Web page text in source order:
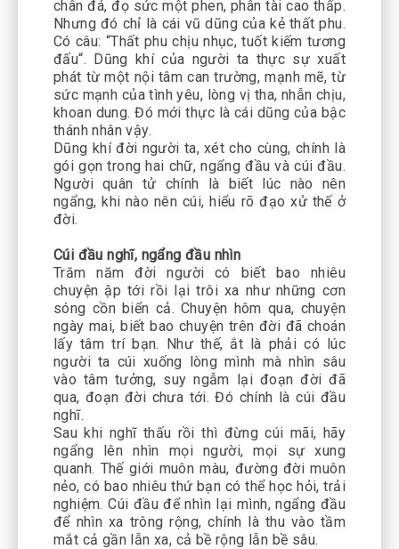
chân đá, đọ sức một phen, phân tài cao thấp.
Nhưng đó chỉ là cái vũ dũng của kẻ thất phu.
Có câu: “Thất phu chịu nhục, tuốt kiếm tương
đấu“. Dũng khí của người ta thực sự xuất
phát từ một nội tâm can trường, mạnh mẽ, từ
sức mạnh của tình yêu, lòng vị tha, nhẫn chịu,
khoan dung. Đó mới thực là cái dũng của bậc
thánh nhân vậy.
Dũng khí đời người ta, xét cho cùng, chính là
gói gọn trong hai chữ, ngẩng đầu và cúi đầu.
Người quân tử chính là biết lúc nào nên
ngẩng, khi nào nên cúi, hiểu rõ đạo xử thế ở
đời.
Cúi đầu nghĩ, ngẩng đầu nhìn
Trăm năm đời người có biết bao nhiêu
chuyện ập tới rồi lại trôi xa như những cơn
sóng cồn biển cả. Chuyện hôm qua, chuyện
ngày mai, biết bao chuyện trên đời đã choán
lấy tâm trí bạn. Như thế, ắt là phải có lúc
người ta cúi xuống lòng mình mà nhìn sâu
vào tâm tưởng, suy ngẫm lại đoạn đời đã
qua, đoạn đời chưa tới. Đó chính là cúi đầu
nghĩ.
Sau khi nghĩ thấu rồi thì đừng cúi mãi, hãy
ngẩng lên nhìn mọi người, mọi sự xung
quanh. Thế giới muôn màu, đường đời muôn
nẻo, có bao nhiêu thứ bạn có thể học hỏi, trải
nghiệm. Cúi đầu để nhìn lại mình, ngẩng đầu
để nhìn xa trông rộng, chính là thu vào tầm
mắt cả gần lẫn xa, cả bề rộng lẫn bề sâu.